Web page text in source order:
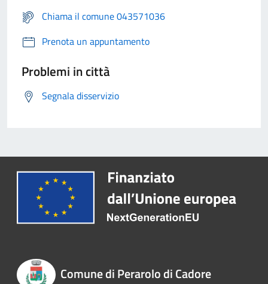
Chiama il comune 043571036
Prenota un appuntamento
Problemi in città
Segnala disservizio
Comune di Perarolo di Cadore